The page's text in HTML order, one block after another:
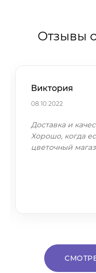
Отзывы
Виктория
08.10.2022
Доставка и
Хорошо, когда
цветочный